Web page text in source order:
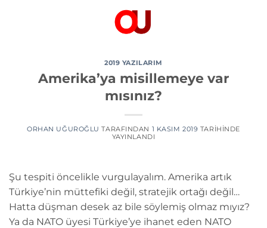
2019 YAZILARIM
Amerika’ya misillemeye var
mısınız?
ORHAN UĞUROĞLU TARAFINDAN 1 KASIM 2019 TARIHINDE
YAYINLANDI
Şu tespiti öncelikle vurgulayalım. Amerika artık
Türkiye’nin müttefiki değil, stratejik ortağı değil…
Hatta düşman desek az bile söylemiş olmaz mıyız?
Ya da NATO üyesi Türkiye’ye ihanet eden NATO